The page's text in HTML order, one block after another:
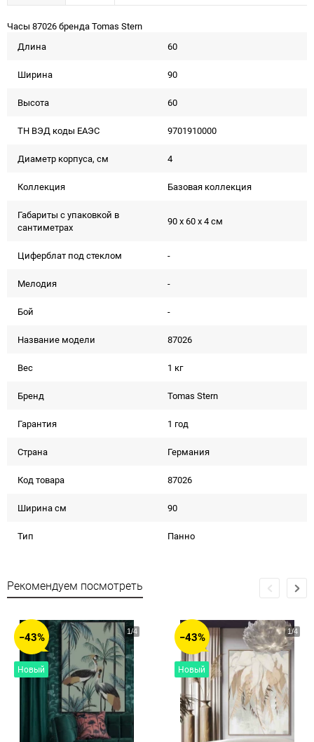
Часы 87026 бренда Tomas Stern
Длина
60
Ширина 90
Высота 60
ТН ВЭД коды ЕАЭС 9701910000
Диаметр корпуса, см 4
Коллекция Базовая коллекция
Габариты с упаковкой в
сантиметрах
90 x 60 x 4 см
Циферблат под стеклом -
Мелодия -
Бой -
Название модели 87026
Вес 1 кг
Бренд Tomas Stern
Гарантия 1 год
Страна Германия
Код товара 87026
Ширина см 90
Тип Панно
Рекомендуем посмотреть
−43%
Новый
−43%
Новый